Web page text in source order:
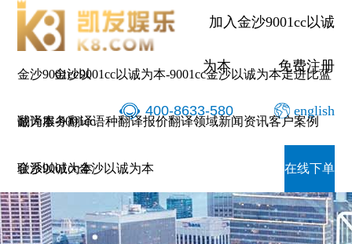
翻译公司-金沙9001cc以诚
加入金沙9001cc以诚
为本 免费注册
400-8633-580 english
金沙9001cc以
诚为本-9001cc
金沙以诚为本
金沙9001cc以诚为本-9001cc金沙以诚为本走进比蓝
翻译服务翻译语种翻译报价翻译领域新闻资讯客户案例
联系9001cc金沙以诚为本 在线下单